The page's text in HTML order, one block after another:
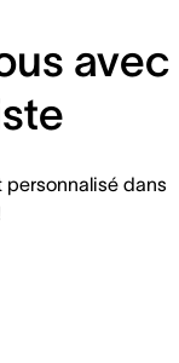
avec
personnalisé dans